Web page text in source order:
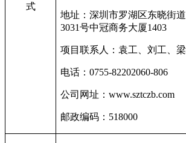
式
地址： 深圳市罗湖区东晓街
3031号中冠商务大厦1403
项目联系人： 袁工、刘工、
电话：0755-82202060-806
公司网址：www.sztczb.com
邮政编码：518000